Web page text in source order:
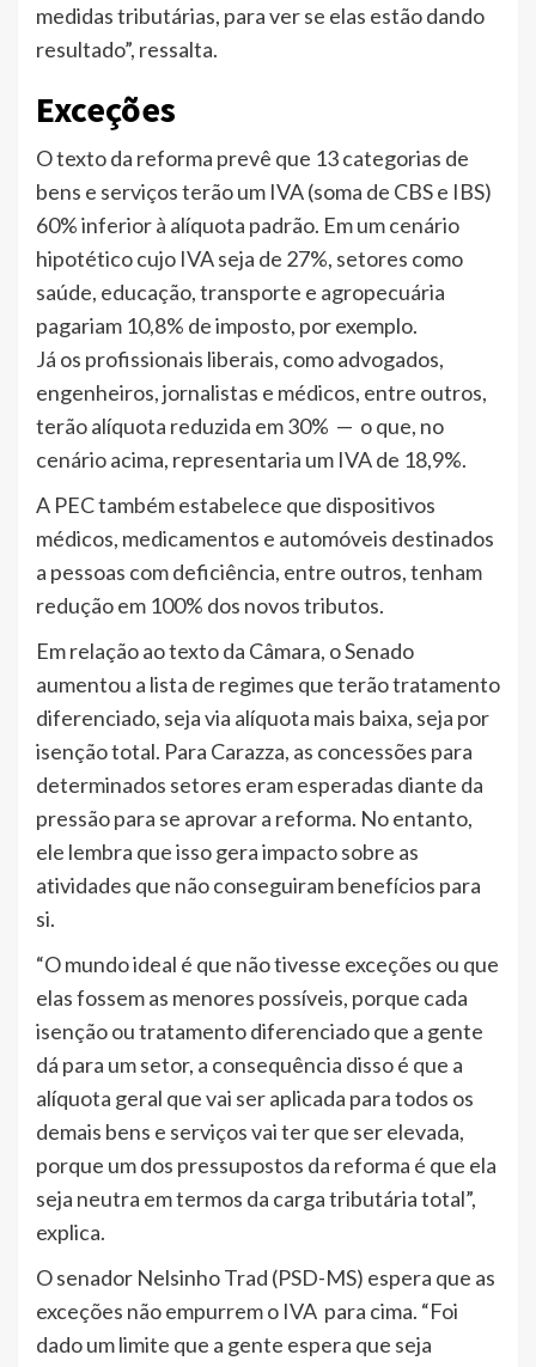
medidas tributárias, para ver se elas estão dando
resultado”, ressalta.
Exceções
O texto da reforma prevê que 13 categorias de
bens e serviços terão um IVA (soma de CBS e IBS)
60% inferior à alíquota padrão. Em um cenário
hipotético cujo IVA seja de 27%, setores como
saúde, educação, transporte e agropecuária
pagariam 10,8% de imposto, por exemplo.
Já os profissionais liberais, como advogados,
engenheiros, jornalistas e médicos, entre outros,
terão alíquota reduzida em 30% — o que, no
cenário acima, representaria um IVA de 18,9%.
A PEC também estabelece que dispositivos
médicos, medicamentos e automóveis destinados
a pessoas com deficiência, entre outros, tenham
redução em 100% dos novos tributos.
Em relação ao texto da Câmara, o Senado
aumentou a lista de regimes que terão tratamento
diferenciado, seja via alíquota mais baixa, seja por
isenção total. Para Carazza, as concessões para
determinados setores eram esperadas diante da
pressão para se aprovar a reforma. No entanto,
ele lembra que isso gera impacto sobre as
atividades que não conseguiram benefícios para
si.
“O mundo ideal é que não tivesse exceções ou que
elas fossem as menores possíveis, porque cada
isenção ou tratamento diferenciado que a gente
dá para um setor, a consequência disso é que a
alíquota geral que vai ser aplicada para todos os
demais bens e serviços vai ter que ser elevada,
porque um dos pressupostos da reforma é que ela
seja neutra em termos da carga tributária total”,
explica.
O senador Nelsinho Trad (PSD-MS) espera que as
exceções não empurrem o IVA para cima. “Foi
dado um limite que a gente espera que seja